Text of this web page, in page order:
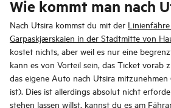
Wie kommt man nach
Nach Utsira kommst du mit der
Garpaskjærskaien in der Stadtmitte von
kostet nichts, aber weil es nur eine
kann es von Vorteil sein, das Ticket vorab
das eigene Auto nach Utsira
ist). Dies ist allerdings absolut nicht
stehen lassen willst, kannst du es am